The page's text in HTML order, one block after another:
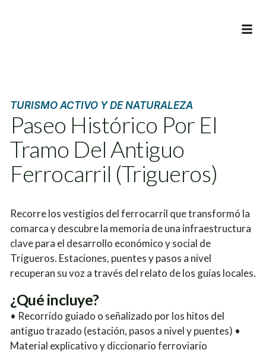
TURISMO ACTIVO Y DE NATURALEZA
Paseo Histórico Por El
Tramo Del Antiguo
Ferrocarril (Trigueros)
Recorre los vestigios del ferrocarril que transformó la
comarca y descubre la memoria de una infraestructura
clave para el desarrollo económico y social de
Trigueros. Estaciones, puentes y pasos a nivel
recuperan su voz a través del relato de los guías locales.
¿Qué incluye?
• Recorrido guiado o señalizado por los hitos del
antiguo trazado (estación, pasos a nivel y puentes) •
Material explicativo y diccionario ferroviario